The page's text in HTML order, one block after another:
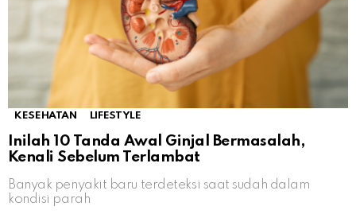
KESEHATAN LIFESTYLE
Inilah 10 Tanda Awal Ginjal Bermasalah,
Kenali Sebelum Terlambat
Banyak penyakit baru terdeteksi saat sudah dalam
kondisi parah